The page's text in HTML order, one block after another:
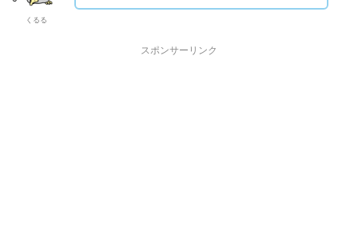
くるる
スポンサーリンク